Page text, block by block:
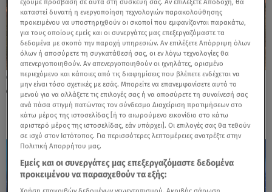
02.10.24, 19:13
Φωτιά Κορινθία: Πρόστιμο σε
μελισσοκόμο για κάπνισμα μελισσιών
καταστεί δυνατή η ενεργοποίηση τεχνολογιών παρακολούθησης
προκειμένου να υποστηριχθούν οι σκοποί που εμφανίζονται παρακάτω,
για τους οποίους εμείς και οι συνεργάτες μας επεξεργαζόμαστε τα
δεδομένα με σκοπό την παροχή υπηρεσιών. Αν επιλέξετε Απόρριψη όλων
όλων ή αποσύρετε τη συγκατάθεσή σας, οι εν λόγω τεχνολογίες θα
απενεργοποιηθούν. Αν απενεργοποιηθούν οι ιχνηλάτες, ορισμένο
περιεχόμενο και κάποιες από τις διαφημίσεις που βλέπετε ενδέχεται να
μην είναι τόσο σχετικές με εσάς. Μπορείτε να επανεμφανίσετε αυτό το
μενού για να αλλάξετε τις επιλογές σας ή να αποσύρετε τη συναίνεσή σας
ανά πάσα στιγμή πατώντας τον σύνδεσμο Διαχείριση προτιμήσεων στο
κάτω μέρος της ιστοσελίδας [ή το αιωρούμενο εικονίδιο στο κάτω
αριστερό μέρος της ιστοσελίδας, εάν υπάρχει]. Οι επιλογές σας θα τεθούν
σε ισχύ στον Ιστότοπος. Για περισσότερες λεπτομέρειες ανατρέξτε στην
Πολιτική Απορρήτου μας.
Εμείς και οι συνεργάτες μας επεξεργαζόμαστε δεδομένα
προκειμένου να παρασχεθούν τα εξής: